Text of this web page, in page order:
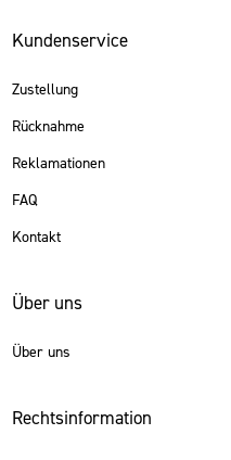
Kundenservice
Zustellung
Rücknahme
Reklamationen
FAQ
Kontakt
Über uns
Über uns
Rechtsinformation